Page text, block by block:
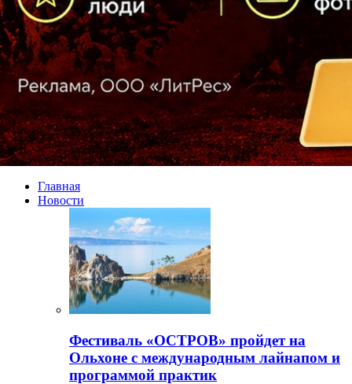
Главная
Новости
Фестиваль «ОСТРОВ» пройдет на
Ольхоне с международным лайнапом и
программой практик